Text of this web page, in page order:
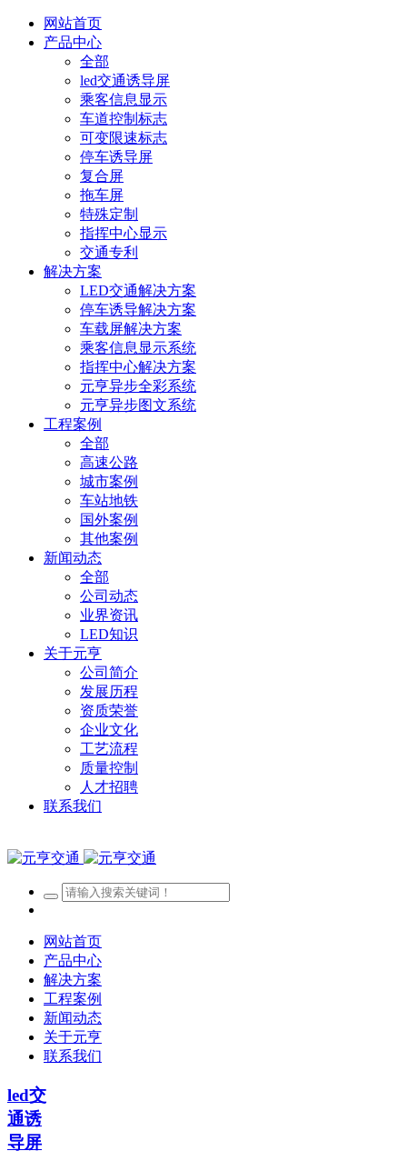
网站首页
产品中心
全部
led交通诱导屏
乘客信息显示
车道控制标志
可变限速标志
停车诱导屏
复合屏
拖车屏
特殊定制
指挥中心显示
交通专利
解决方案
LED交通解决方案
停车诱导解决方案
车载屏解决方案
乘客信息显示系统
指挥中心解决方案
元亨异步全彩系统
元亨异步图文系统
工程案例
全部
高速公路
城市案例
车站地铁
国外案例
其他案例
新闻动态
全部
公司动态
业界资讯
LED知识
关于元亨
公司简介
发展历程
资质荣誉
企业文化
工艺流程
质量控制
人才招聘
联系我们
网站首页
产品中心
解决方案
工程案例
新闻动态
关于元亨
联系我们
led交
通诱
导屏